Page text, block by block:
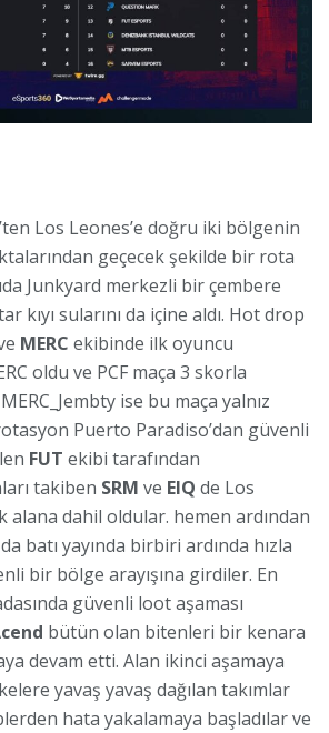
Los Leones’e doğru iki bölgenin
geçecek şekilde bir rota
Junkyard merkezli bir çembere
kıyı sularını da içine aldı. Hot drop
MERC ekibinde ilk oyuncu
oldu ve PCF maça 3 skorla
ise bu maça yalnız
Puerto Paradiso’dan güvenli
FUT ekibi tarafından
takiben SRM ve EIQ de Los
alana dahil oldular. hemen ardından
da batı yayında birbiri ardında hızla
bir bölge arayışına girdiler. En
güvenli loot aşaması
bütün olan bitenleri bir kenara
devam etti. Alan ikinci aşamaya
yavaş yavaş dağılan takımlar
hata yakalamaya başladılar ve